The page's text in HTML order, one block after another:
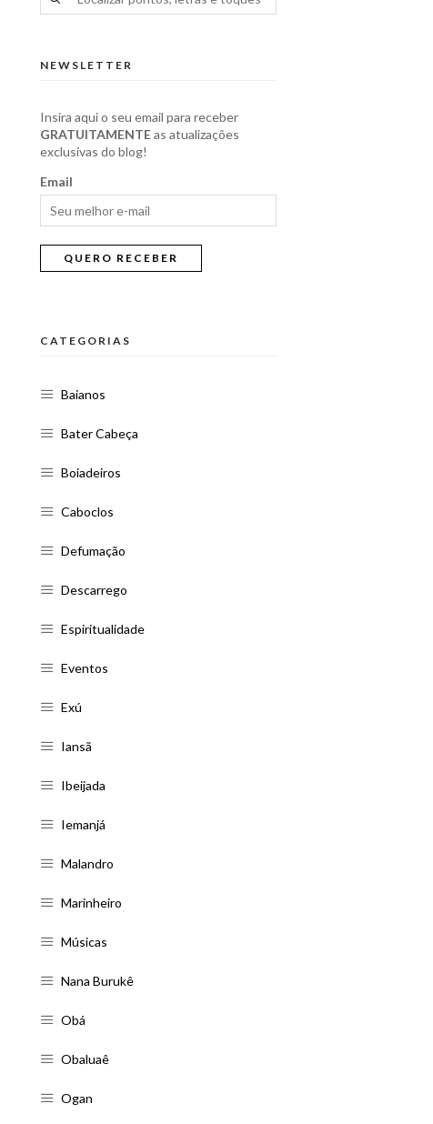
NEWSLETTER
Insira aqui o seu email para receber
GRATUITAMENTEas atualizações
exclusivas do blog!
Email
CATEGORIAS
Baianos
Bater Cabeça
Boiadeiros
Caboclos
Defumação
Descarrego
Espiritualidade
Eventos
Exú
Iansã
Ibeijada
Iemanjá
Malandro
Marinheiro
Músicas
Nana Burukê
Obá
Obaluaê
Ogan